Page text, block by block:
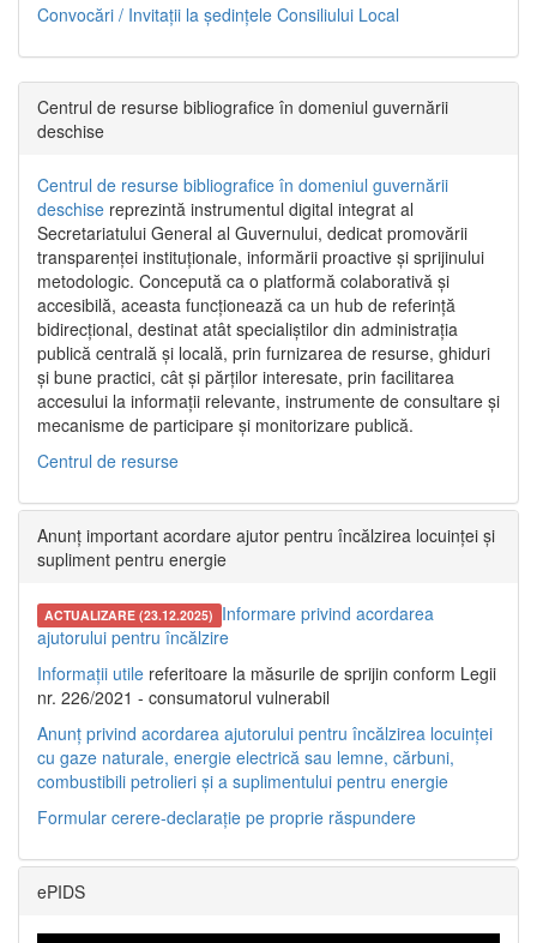
Convocări / Invitaţii la şedinţele Consiliului Local
Centrul de resurse bibliografice în domeniul guvernării
deschise
Centrul de resurse bibliografice în domeniul guvernării
deschise reprezintă instrumentul digital integrat al
Secretariatului General al Guvernului, dedicat promovării
transparenței instituționale, informării proactive și sprijinului
metodologic. Concepută ca o platformă colaborativă și
accesibilă, aceasta funcționează ca un hub de referință
bidirecțional, destinat atât specialiștilor din administrația
publică centrală și locală, prin furnizarea de resurse, ghiduri
și bune practici, cât și părților interesate, prin facilitarea
accesului la informații relevante, instrumente de consultare și
mecanisme de participare și monitorizare publică.
Centrul de resurse
Anunț important acordare ajutor pentru încălzirea locuinței și
supliment pentru energie
ACTUALIZARE (23.12.2025) Informare privind acordarea
ajutorului pentru încălzire
Informații utile referitoare la măsurile de sprijin conform Legii
nr. 226/2021 - consumatorul vulnerabil
Anunț privind acordarea ajutorului pentru încălzirea locuinței
cu gaze naturale, energie electrică sau lemne, cărbuni,
combustibili petrolieri și a suplimentului pentru energie
Formular cerere-declarație pe proprie răspundere
ePIDS